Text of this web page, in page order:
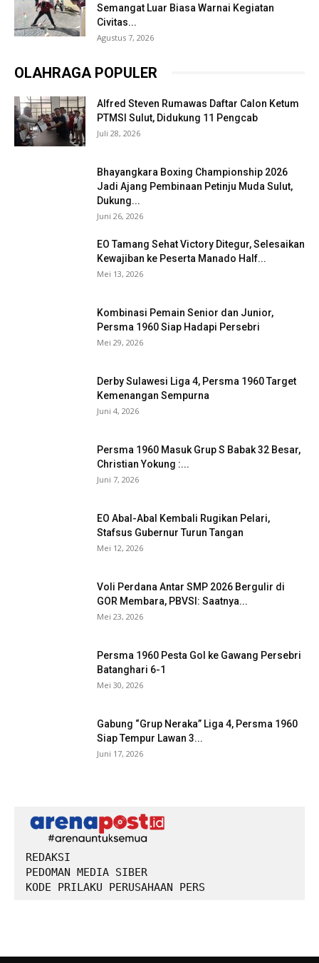
Semangat Luar Biasa Warnai Kegiatan
Civitas...
Agustus 7, 2026
OLAHRAGA POPULER
Alfred Steven Rumawas Daftar Calon Ketum
PTMSI Sulut, Didukung 11 Pengcab
Juli 28, 2026
Bhayangkara Boxing Championship 2026
Jadi Ajang Pembinaan Petinju Muda Sulut,
Dukung...
Juni 26, 2026
EO Tamang Sehat Victory Ditegur, Selesaikan
Kewajiban ke Peserta Manado Half...
Mei 13, 2026
Kombinasi Pemain Senior dan Junior,
Persma 1960 Siap Hadapi Persebri
Mei 29, 2026
Derby Sulawesi Liga 4, Persma 1960 Target
Kemenangan Sempurna
Juni 4, 2026
Persma 1960 Masuk Grup S Babak 32 Besar,
Christian Yokung :...
Juni 7, 2026
EO Abal-Abal Kembali Rugikan Pelari,
Stafsus Gubernur Turun Tangan
Mei 12, 2026
Voli Perdana Antar SMP 2026 Bergulir di
GOR Membara, PBVSI: Saatnya...
Mei 23, 2026
Persma 1960 Pesta Gol ke Gawang Persebri
Batanghari 6-1
Mei 30, 2026
Gabung “Grup Neraka” Liga 4, Persma 1960
Siap Tempur Lawan 3...
Juni 17, 2026
REDAKSI
PEDOMAN MEDIA SIBER
KODE PRILAKU PERUSAHAAN PERS